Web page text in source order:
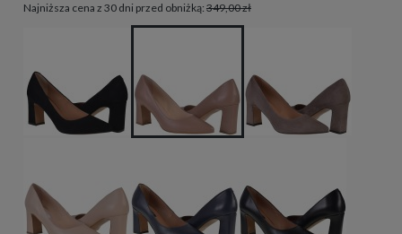
Najniższa cena z 30 dni przed obniżką: 349,00 zł